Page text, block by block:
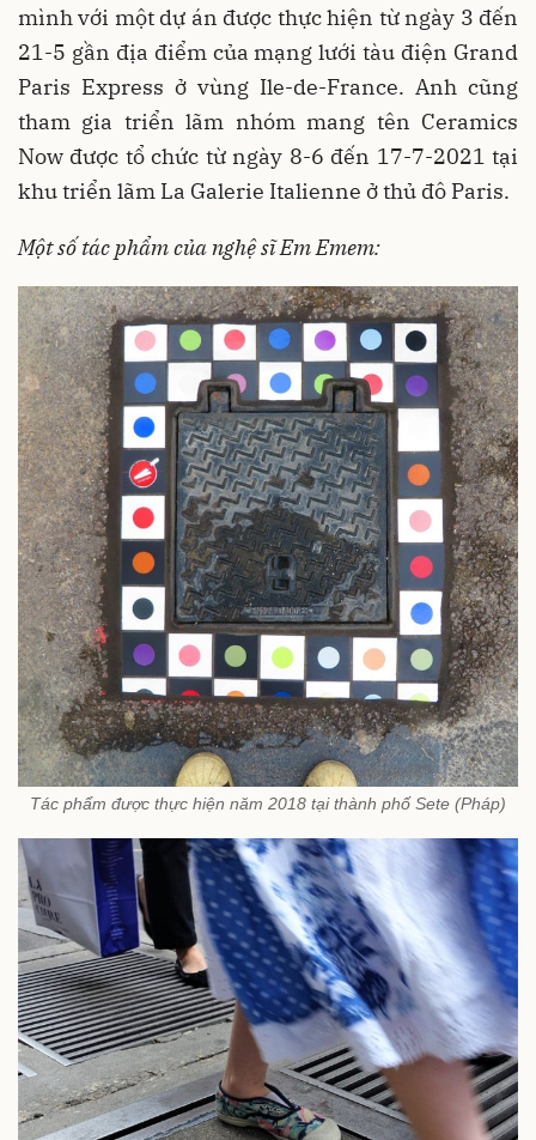
mình với một dự án được thực hiện từ ngày 3 đến
21-5 gần địa điểm của mạng lưới tàu điện Grand
Paris Express ở vùng Ile-de-France. Anh cũng
tham gia triển lãm nhóm mang tên Ceramics
Now được tổ chức từ ngày 8-6 đến 17-7-2021 tại
khu triển lãm La Galerie Italienne ở thủ đô Paris.
Một số tác phẩm của nghệ sĩ Em Emem:
Tác phẩm được thực hiện năm 2018 tại thành phố Sete (Pháp)